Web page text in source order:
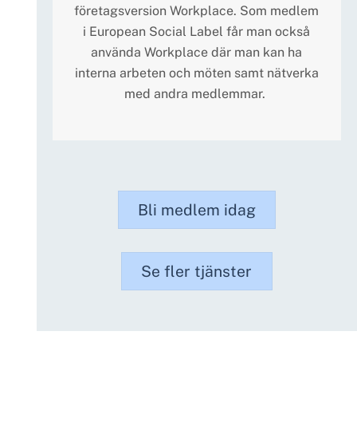
företagsversion Workplace. Som medlem
i European Social Label får man också
använda Workplace där man kan ha
interna arbeten och möten samt nätverka
med andra medlemmar.
Bli medlem idag
Se fler tjänster